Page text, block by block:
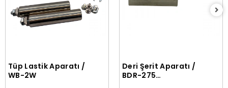
Sepete Ekle
Tüp Lastik Aparatı /
WB-2W
Sepete Ekle
Deri Şerit Aparatı /
BDR-275